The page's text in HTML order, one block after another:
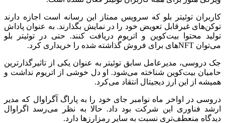
کاربران توئیتر بلو که سرویس ممتاز این رسانه است اجازه دارند
توکن‌های غیرقابل تعویض خود را در نمایش بگذارند. به عنوان پاداش
تولید محتوا بیت‌کوین و اتریوم دریافت کنند. حتی در توئیتر بلو
می‌توان NFTهای برای فروش گذاشته شده را خریداری کرد.
جک دروسی، مدیرعامل سابق توئیتر به عنوان یکی از تاثیرگذارترین
حامیان بیت‌کوین شناخته می‌شود. او دل خوشی از اتریوم نداشت و
همیشه از این ارز دیجیتال انتقاد می‌کرد.
دروسی در اواخر ماه نوامبر جای خود را به پاراگ آگراوال که مدیر
ارشد فناوری این شرکت بود داد. حالا به نظر می‌رسد اگراوال
دیدگاه منعطف‌تری نسبت به سایر رمزارزها دارد.